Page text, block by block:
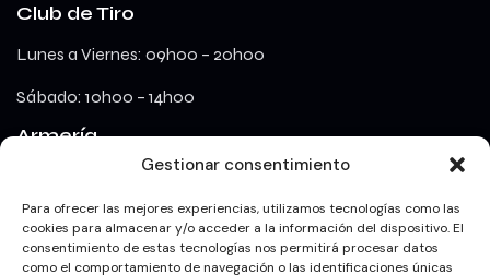
Gestionar consentimiento
Para ofrecer las mejores experiencias, utilizamos tecnologías como las
cookies para almacenar y/o acceder a la información del dispositivo. El
consentimiento de estas tecnologías nos permitirá procesar datos
como el comportamiento de navegación o las identificaciones únicas
Club de Tiro
Lunes a Viernes: 09h00 – 20h00
Sábado: 10h00 – 14h00
Armería
lunes a viernes: 09h00 – 18h00
Redes Sociales